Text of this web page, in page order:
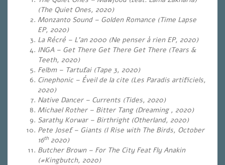
(The Quiet Ones, 2020)
Monzanto Sound – Golden Romance (Time Lapse
EP, 2020)
La Récré – L’an 2000 (Ne penser à rien EP, 2020)
INGA – Get There Get There Get There (Tears &
Teeth, 2020)
Felbm – Tartufai (Tape 3, 2020)
Cinephonic – Éveil de la cite (Les Paradis artificiels,
2020)
Native Dancer – Currents (Tides, 2020)
Michael Rother – Bitter Tang (Dreaming , 2020)
Sarathy Korwar – Birthright (Otherland, 2020)
Pete Josef – Giants (I Rise with The Birds, October
16th 2020)
Butcher Brown – For The City Feat Fly Anakin
(#Kingbutch, 2020)